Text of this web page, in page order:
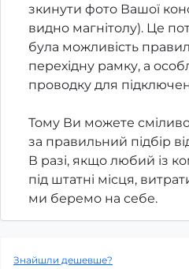
зкинути фото Вашої
видно магнітолу). Це
була можливість
перехідну рамку, а
проводку для
Тому Ви можете
за правильний підбір
В разі, якщо любий із
під штатні місця,
ми беремо на себе.
Знайшли дешевше?